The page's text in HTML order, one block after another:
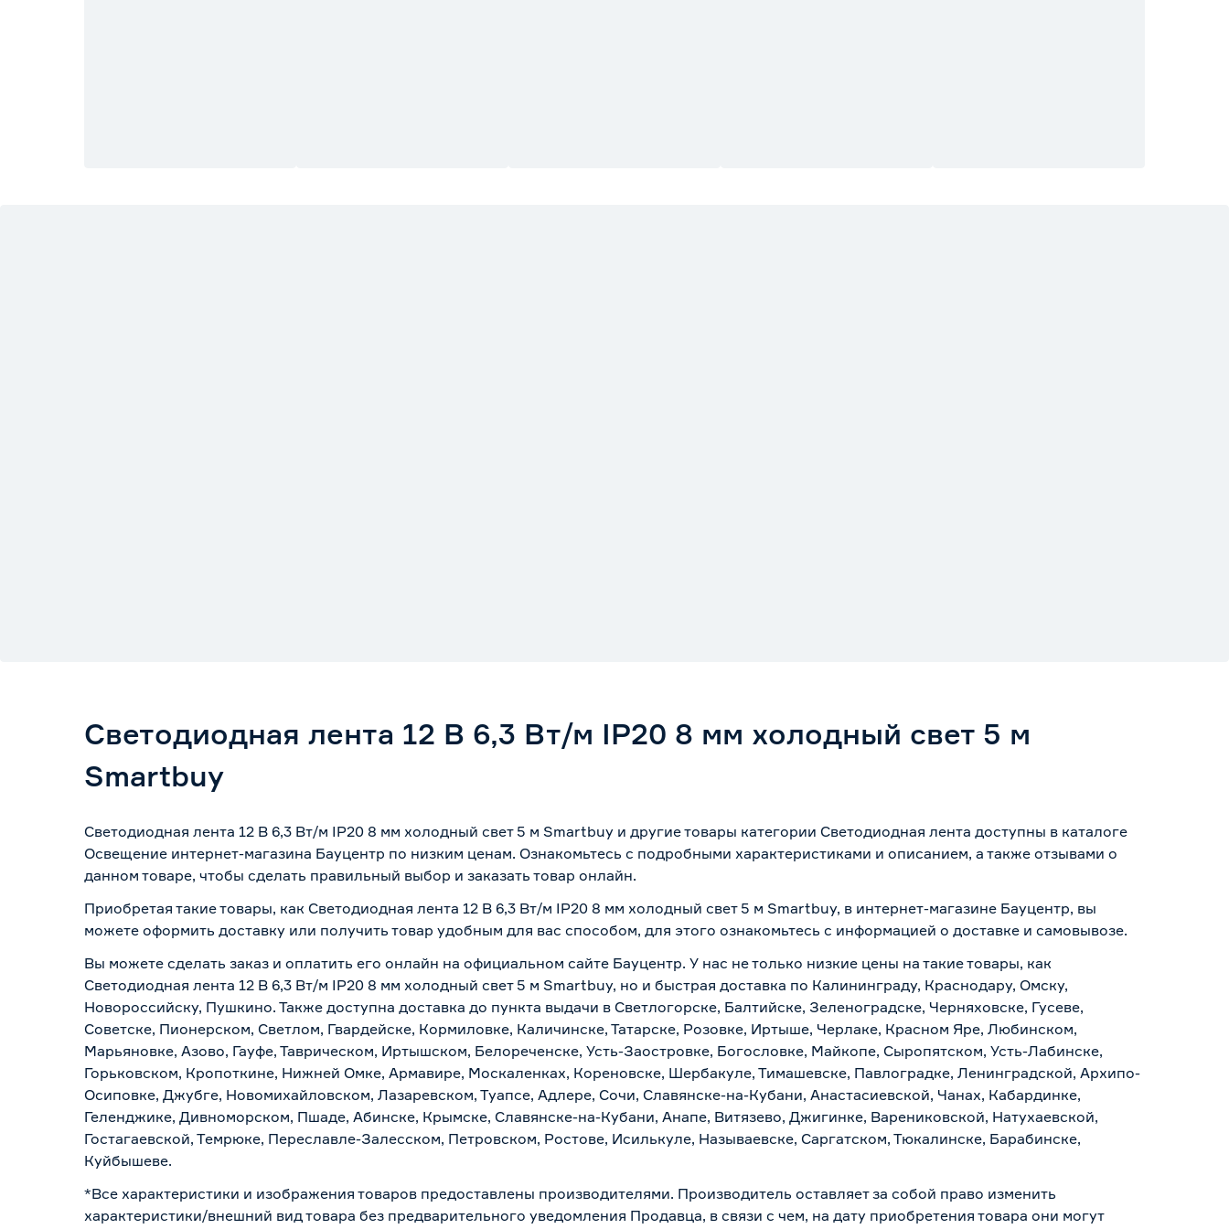
Светодиодная лента 12 В 6,3 Вт/м IP20 8 мм холодный свет 5 м
Smartbuy
Светодиодная лента 12 В 6,3 Вт/м IP20 8 мм холодный свет 5 м Smartbuy и другие товары категории Светодиодная лента доступны в каталоге
Освещение интернет-магазина Бауцентр по низким ценам. Ознакомьтесь с подробными характеристиками и описанием, а также отзывами о
данном товаре, чтобы сделать правильный выбор и заказать товар онлайн.
Приобретая такие товары, как Светодиодная лента 12 В 6,3 Вт/м IP20 8 мм холодный свет 5 м Smartbuy, в интернет-магазине Бауцентр, вы
можете оформить доставку или получить товар удобным для вас способом, для этого ознакомьтесь с информацией о доставке и самовывозе.
Вы можете сделать заказ и оплатить его онлайн на официальном сайте Бауцентр. У нас не только низкие цены на такие товары, как
Светодиодная лента 12 В 6,3 Вт/м IP20 8 мм холодный свет 5 м Smartbuy, но и быстрая доставка по Калининграду, Краснодару, Омску,
Новороссийску, Пушкино. Также доступна доставка до пункта выдачи в Светлогорске, Балтийске, Зеленоградске, Черняховске, Гусеве,
Советске, Пионерском, Светлом, Гвардейске, Кормиловке, Каличинске, Татарске, Розовке, Иртыше, Черлаке, Красном Яре, Любинском,
Марьяновке, Азово, Гауфе, Таврическом, Иртышском, Белореченске, Усть-Заостровке, Богословке, Майкопе, Сыропятском, Усть-Лабинске,
Горьковском, Кропоткине, Нижней Омке, Армавире, Москаленках, Кореновске, Шербакуле, Тимашевске, Павлоградке, Ленинградской, Архипо-
Осиповке, Джубге, Новомихайловском, Лазаревском, Туапсе, Адлере, Сочи, Славянске-на-Кубани, Анастасиевской, Чанах, Кабардинке,
Геленджике, Дивноморском, Пшаде, Абинске, Крымске, Славянске-на-Кубани, Анапе, Витязево, Джигинке, Варениковской, Натухаевской,
Гостагаевской, Темрюке, Переславле-Залесском, Петровском, Ростове, Исилькуле, Называевске, Саргатском, Тюкалинске, Барабинске,
Куйбышеве.
*Все характеристики и изображения товаров предоставлены производителями. Производитель оставляет за собой право изменить
характеристики/внешний вид товара без предварительного уведомления Продавца, в связи с чем, на дату приобретения товара они могут